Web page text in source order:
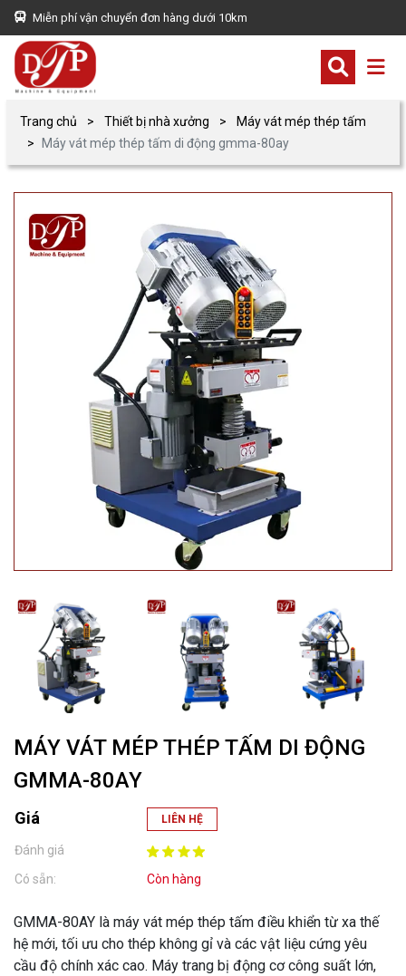
Miễn phí vận chuyển đơn hàng dưới 10km
Trang chủ Thiết bị nhà xưởng
Máy vát mép thép tấm
Máy vát mép thép tấm di động gmma-80ay
MÁY VÁT MÉP THÉP TẤM DI ĐỘNG
GMMA-80AY
Giá LIÊN HỆ
Đánh giá
Có sẵn:
Còn hàng
GMMA-80AY là máy vát mép thép tấm điều khiển từ xa thế
hệ mới, tối ưu cho thép không gỉ và các vật liệu cứng yêu
cầu độ chính xác cao. Máy trang bị động cơ công suất lớn,